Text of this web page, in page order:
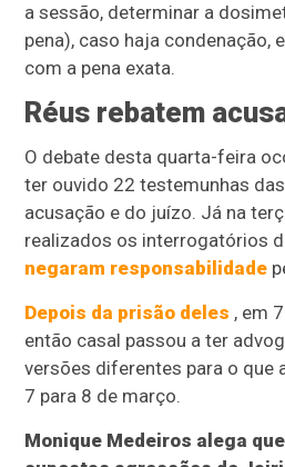
a sessão, determinar a
pena), caso haja condenação,
com a pena exata.
Réus rebatem
O debate desta quarta-feira
ter ouvido 22 testemunhas
acusação e do juízo. Já na
realizados os interrogatórios
negaram responsabilidade
Depois da prisão deles , em
então casal passou a ter
versões diferentes para o que
7 para 8 de março.
Monique Medeiros alega